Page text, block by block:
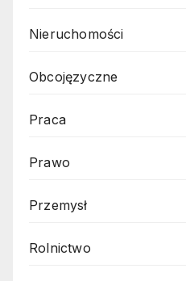
Nieruchomości
Obcojęzyczne
Praca
Prawo
Przemysł
Rolnictwo